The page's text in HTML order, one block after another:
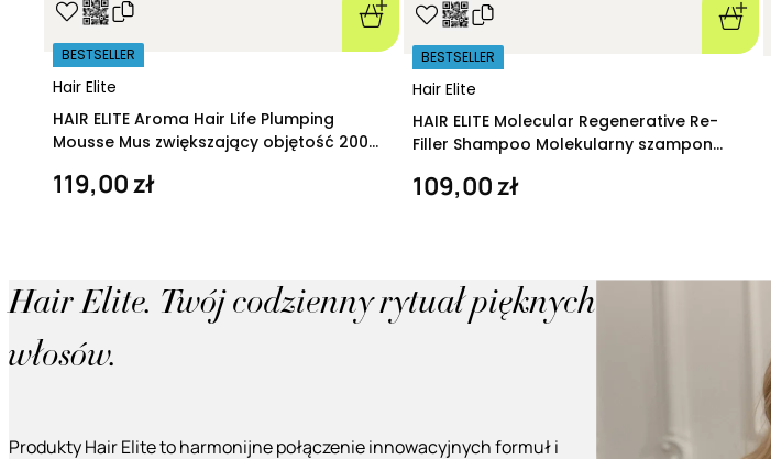
Hair Elite
BESTSELLER
HAIR ELITE Aroma Hair Life Plumping
Mousse Mus zwiększający objętość 200
119,00 zł
Hair Elite
BESTSELLER
HAIR ELITE Molecular Regenerative Re-
Filler Shampoo Molekularny szampon
109,00 zł
Hair Elite. Twój codzienny rytuał pięknych
włosów.
Produkty Hair Elite to harmonijne połączenie innowacyjnych formuł i